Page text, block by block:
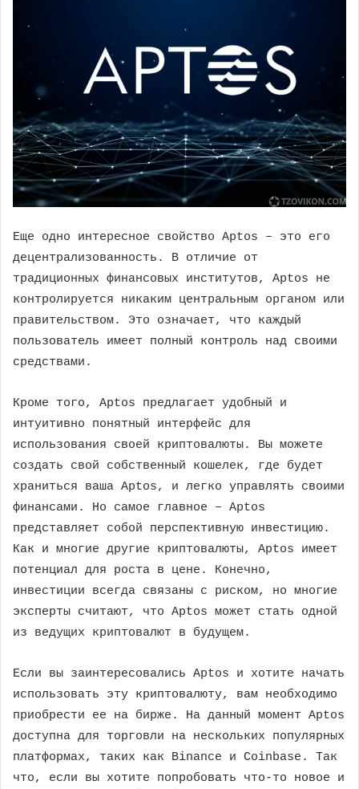
Еще одно интересное свойство Aptos – это его
децентрализованность. В отличие от
традиционных финансовых институтов, Aptos не
контролируется никаким центральным органом или
правительством. Это означает, что каждый
пользователь имеет полный контроль над своими
средствами.
Кроме того, Aptos предлагает удобный и
интуитивно понятный интерфейс для
использования своей криптовалюты. Вы можете
создать свой собственный кошелек, где будет
храниться ваша Aptos, и легко управлять своими
финансами. Но самое главное – Aptos
представляет собой перспективную инвестицию.
Как и многие другие криптовалюты, Aptos имеет
потенциал для роста в цене. Конечно,
инвестиции всегда связаны с риском, но многие
эксперты считают, что Aptos может стать одной
из ведущих криптовалют в будущем.
Если вы заинтересовались Aptos и хотите начать
использовать эту криптовалюту, вам необходимо
приобрести ее на бирже. На данный момент Aptos
доступна для торговли на нескольких популярных
платформах, таких как Binance и Coinbase. Так
что, если вы хотите попробовать что-то новое и